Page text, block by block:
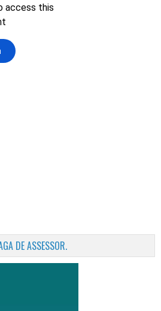
DE ASSESSOR.